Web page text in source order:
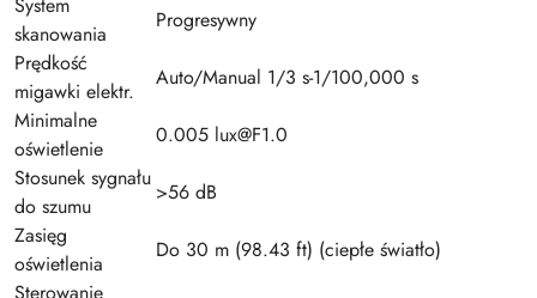
skanowania
Progresywny
Prędkość
migawki elektr.
Auto/Manual 1/3 s-1/100,000 s
Minimalne
oświetlenie
0.005 lux@F1.0
Stosunek sygnału
do szumu
>56 dB
Zasięg
oświetlenia
Do 30 m (98.43 ft) (ciepłe światło)